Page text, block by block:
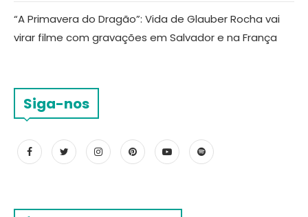
“A Primavera do Dragão”: Vida de Glauber Rocha vai
virar filme com gravações em Salvador e na França
Siga-nos